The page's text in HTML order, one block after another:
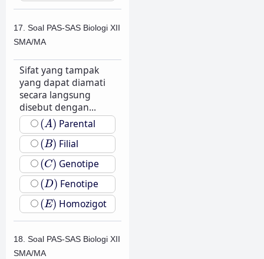
17. Soal PAS-SAS Biologi XII
SMA/MA
Sifat yang tampak
yang dapat diamati
secara langsung
disebut dengan...
(A)
(A) Parental
(B)
(B) Filial
(C)
(C) Genotipe
(D)
(D) Fenotipe
(E)
(E) Homozigot
18. Soal PAS-SAS Biologi XII
SMA/MA